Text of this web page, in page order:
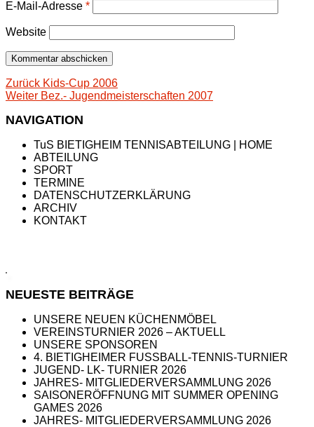
E-Mail-Adresse *
Website
Beitragsnavigation
Zurück Vorheriger
Beitrag:
Kids-Cup 2006
Weiter Nächster
Bez.- Jugendmeisterschaften 2007
NAVIGATION
TuS BIETIGHEIM TENNISABTEILUNG | HOME
ABTEILUNG
SPORT
TERMINE
DATENSCHUTZERKLÄRUNG
ARCHIV
KONTAKT
NEUESTE BEITRÄGE
UNSERE NEUEN KÜCHENMÖBEL
VEREINSTURNIER 2026 – AKTUELL
UNSERE SPONSOREN
4. BIETIGHEIMER FUSSBALL-TENNIS-TURNIER
JUGEND- LK- TURNIER 2026
JAHRES- MITGLIEDERVERSAMMLUNG 2026
SAISONERÖFFNUNG MIT SUMMER OPENING
GAMES 2026
JAHRES- MITGLIEDERVERSAMMLUNG 2026